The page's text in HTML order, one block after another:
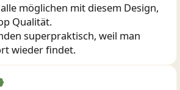
möglichen mit diesem Design,
Qualität.
superpraktisch, weil man
wieder findet.